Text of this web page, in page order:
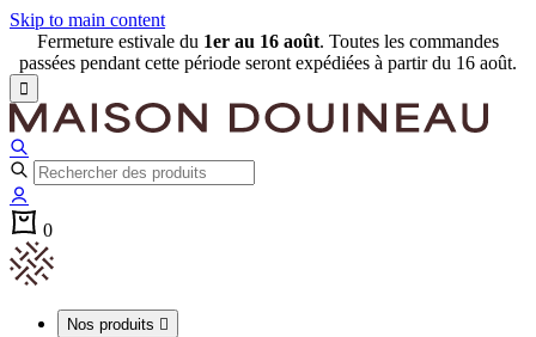
Skip to main content
Fermeture estivale du 1er au 16 août. Toutes les commandes
passées pendant cette période seront expédiées à partir du 16 août.

0
Nos produits 